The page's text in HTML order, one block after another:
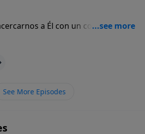
a Él con un corazón
nuestros momentos de mayor
See More Episodes